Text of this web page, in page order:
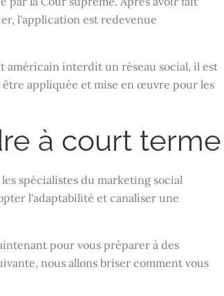
l'application est redevenue
américain interdit un réseau social, il est
appliquée et mise en œuvre pour les
à court terme
spécialistes du marketing social
l'adaptabilité et canaliser une
pour vous préparer à des
nous allons briser comment vous